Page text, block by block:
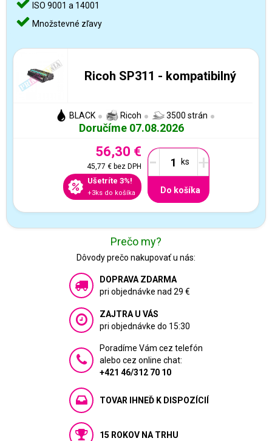
ISO 9001 a 14001
Množstevné zľavy
Ricoh SP311 - kompatibilný
BLACK Ricoh 3500 strán
Doručíme 07.08.2026
56,30 €
45,77 €bez DPH
Ušetríte 3%!
+3ks do košíka
- +
Do košíka
Prečo my?
Dôvody prečo nakupovať u nás:
DOPRAVA ZDARMA
pri objednávke nad 29 €
ZAJTRA U VÁS
pri objednávke do 15:30
Poradíme Vám cez telefón
alebo cez online chat:
+421 46/312 70 10
TOVAR IHNEĎ K DISPOZÍCIÍ
15 ROKOV NA TRHU